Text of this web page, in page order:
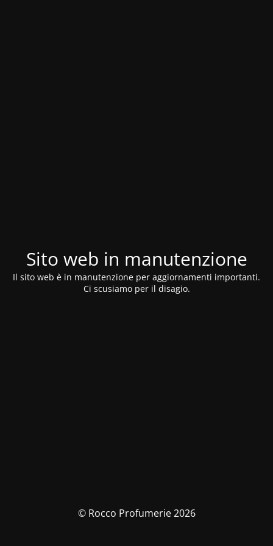
Sito web in manutenzione
Il sito web è in manutenzione per aggiornamenti importanti.
Ci scusiamo per il disagio.
© Rocco Profumerie 2026